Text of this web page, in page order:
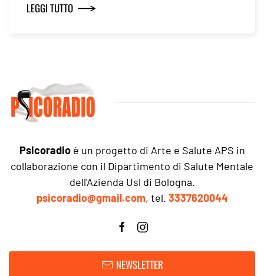
LEGGI TUTTO
Psicoradioè un progetto di Arte e Salute APS in
collaborazione con il Dipartimento di Salute Mentale
dell'Azienda Usl di Bologna.
psicoradio@gmail.com, tel. 3337620044
NEWSLETTER